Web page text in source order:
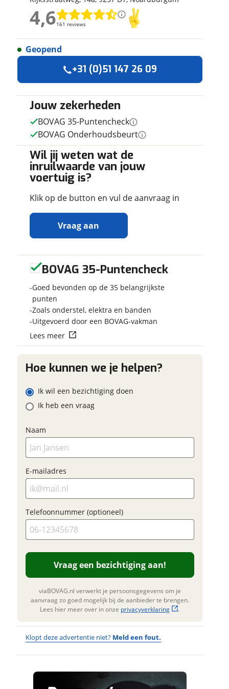
daarvoor
basis. Meer
via de
Jouw contactgegevens
Naam
E-mailadres
Telefoonnummer (optioneel)
Vraag een bezichtiging
viaBOVAG.nl verwerkt je
persoonsgegevens om je aanvraag zo
brengen. Lees hier meer over in onze
Jouw vraag
Naam
E-mailadres
Verstuur mijn vraag
4,6161 reviews
4,6161 reviews
Geopend
+31 (0)51 147 26 09
Jouw zekerheden
BOVAG 35-Puntencheck
BOVAG Onderhoudsbeurt
Wil jij weten wat de
inruilwaarde van jouw
voertuig is?
Klik op de button en vul de aanvraag in
Vraag aan
Ontvang
gratis jouw
inruilwaarde!
Jouwinruilwaarde
wordt bepaald in
combinatie met
deze vouwwagen:
Alpenkreuzer
Waterfront
Vouwwagencentrum
Noordbergum
bepalen.
Kenteken
(optioneel)
Jouw
Naam
BOVAG 35-Puntencheck
Goed bevonden op de 35 belangrijkste
punten
Zoals onderstel, elektra en banden
Uitgevoerd door een BOVAG-vakman
Lees meer
Hoe kunnen we je helpen?
Ik wil een bezichtiging doen
Ik heb een vraag
Naam
E-mailadres
Telefoonnummer (optioneel)
Vraag een bezichtiging aan!
viaBOVAG.nl verwerkt je persoonsgegevens om je
aanvraag zo goed mogelijk bij de aanbieder te brengen.
Lees hier meer over in onze privacyverklaring .
Klopt deze advertentie niet? Meld een fout.
Wat Wat is jou
opgevallen?